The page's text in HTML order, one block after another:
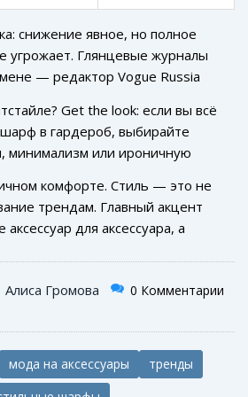
снижение явное, но полное
угрожает. Глянцевые журналы
— редактор Vogue Russia
в разы. Всё потому, что
моды ищут что-то между
Даже в холодных странах
использовать
на одежде или утеплённые
совмещают функции двух
Get the look: если вы всё
в гардероб, выбирайте
минимализм или ироничную
шарф, который сделает ваш
комфорте. Стиль — это не
трендам. Главный акцент
аксессуар для аксессуара, а
Алиса Громова 0 Комментарии
мода на аксессуары
тренды